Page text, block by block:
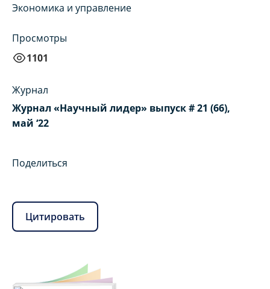
Экономика и управление
Просмотры
1101
Журнал
Журнал «Научный лидер» выпуск # 21 (66),
май ‘22
Поделиться
Цитировать